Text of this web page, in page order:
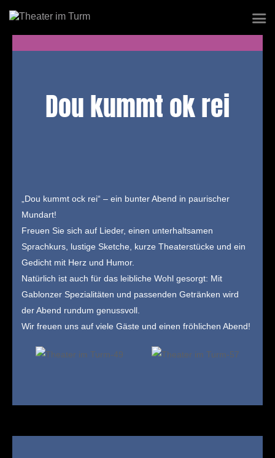
Aktuelles Stück
Tickets
Dou kummt ok rei
„Dou kummt ock rei“ – ein bunter Abend in paurischer
Mundart!
Freuen Sie sich auf Lieder, einen unterhaltsamen
Sprachkurs, lustige Sketche, kurze Theaterstücke und ein
Gedicht mit Herz und Humor.
Natürlich ist auch für das leibliche Wohl gesorgt: Mit
Gablonzer Spezialitäten und passenden Getränken wird
der Abend rundum genussvoll.
Wir freuen uns auf viele Gäste und einen fröhlichen Abend!